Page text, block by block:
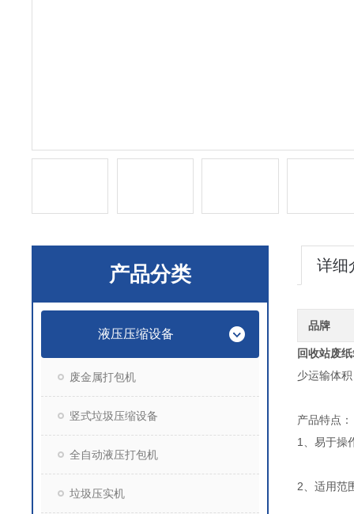
产品分类
液压压缩设备
废金属打包机
竖式垃圾压缩设备
全自动液压打包机
垃圾压实机
详细
品牌
回收站废
少运输体
产品特点：
1、易于操
2、适用范